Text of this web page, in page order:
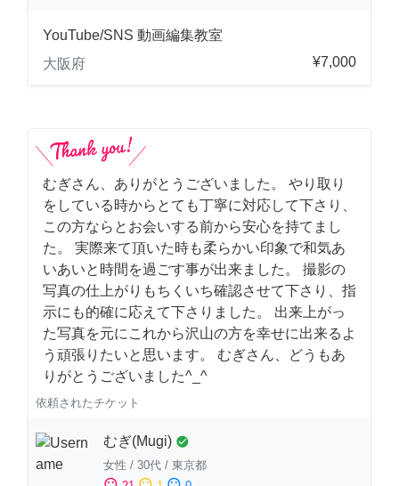
YouTube/SNS 動画編集教室
大阪府
¥7,000
むぎさん、ありがとうございました。 やり取り
をしている時からとても丁寧に対応して下さり、
この方ならとお会いする前から安心を持てまし
た。 実際来て頂いた時も柔らかい印象で和気あ
いあいと時間を過ごす事が出来ました。 撮影の
写真の仕上がりもちくいち確認させて下さり、指
示にも的確に応えて下さりました。 出来上がっ
た写真を元にこれから沢山の方を幸せに出来るよ
う頑張りたいと思います。 むぎさん、どうもあ
りがとうございました^_^
依頼されたチケット
むぎ(Mugi) check_circle
女性 / 30代 / 東京都